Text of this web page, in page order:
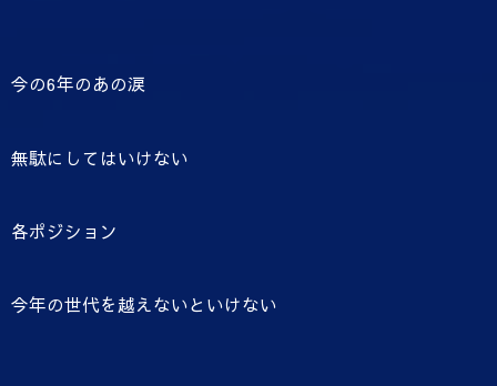
今の6年のあの涙
無駄にしてはいけない
各ポジション
今年の世代を越えないといけない